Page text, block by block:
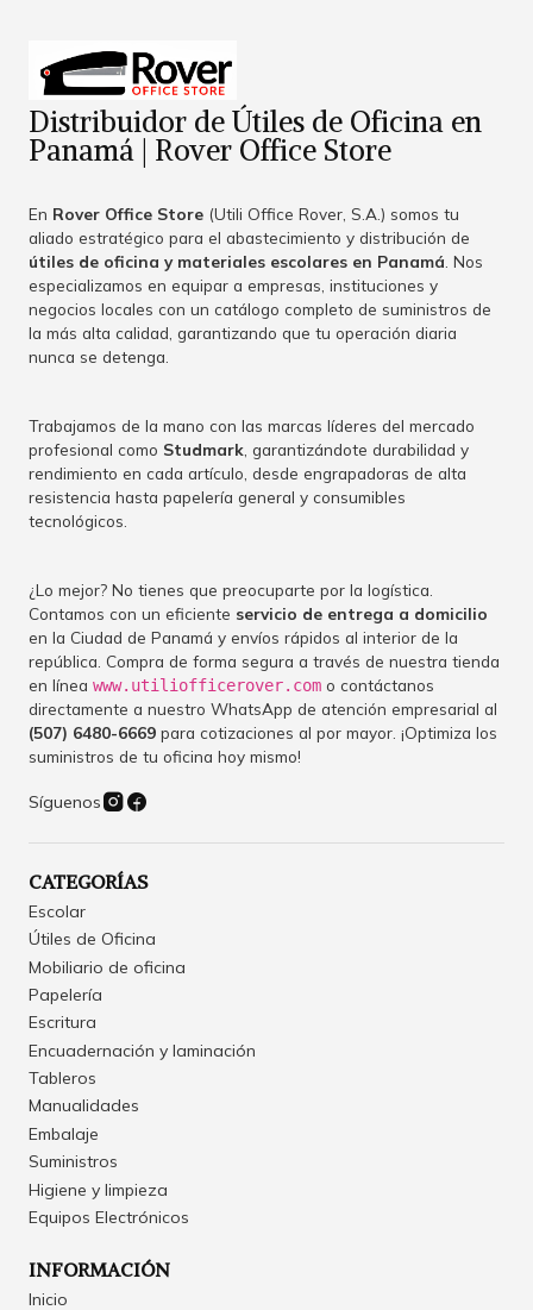
Distribuidor de Útiles de Oficina en
Panamá | Rover Office Store
En Rover Office Store (Utili Office Rover, S.A.) somos tu
aliado estratégico para el abastecimiento y distribución de
útiles de oficina y materiales escolares en Panamá . Nos
especializamos en equipar a empresas, instituciones y
negocios locales con un catálogo completo de suministros de
la más alta calidad, garantizando que tu operación diaria
nunca se detenga.
Trabajamos de la mano con las marcas líderes del mercado
profesional como Studmark , garantizándote durabilidad y
rendimiento en cada artículo, desde engrapadoras de alta
resistencia hasta papelería general y consumibles
tecnológicos.
¿Lo mejor? No tienes que preocuparte por la logística.
Contamos con un eficiente servicio de entrega a domicilio
en la Ciudad de Panamá y envíos rápidos al interior de la
república. Compra de forma segura a través de nuestra tienda
en línea www.utiliofficerover.com o contáctanos
directamente a nuestro WhatsApp de atención empresarial al
(507) 6480-6669 para cotizaciones al por mayor. ¡Optimiza los
suministros de tu oficina hoy mismo!
Síguenos
CATEGORÍAS
Escolar
Útiles de Oficina
Mobiliario de oficina
Papelería
Escritura
Encuadernación y laminación
Tableros
Manualidades
Embalaje
Suministros
Higiene y limpieza
Equipos Electrónicos
INFORMACIÓN
Inicio